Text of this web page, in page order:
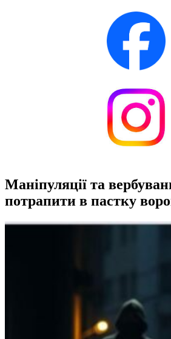
Маніпуляції та
потрапити в пастку